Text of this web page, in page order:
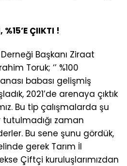
%15’E ÇIIKTI !
Başkanı Ziraat
Toruk; ‘’ %100
babası gelişmiş
2021’de arenaya çıktık
Bu tip çalışmalarda şu
zaman
Bu sene şunu gördük,
gerek Tarım İl
Çiftçi kuruluşlarımızdan